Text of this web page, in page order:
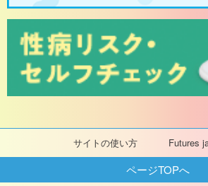
サイトの使い方 Futures
ページTOPへ